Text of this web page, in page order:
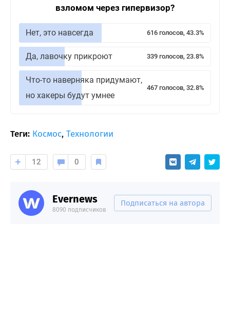
взломом через гипервизор?
Нет, это навсегда 616 голосов, 43.3%
Да, лавочку прикроют 339 голосов, 23.8%
Что-то наверняка придумают,
но хакеры будут умнее
467 голосов, 32.8%
Теги: Космос, Технологии
12 0
Evernews
8090 подписчиков
Подписаться на автора